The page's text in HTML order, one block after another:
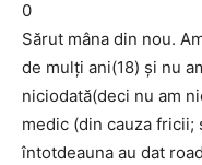
0
Sărut mâna din nou.
de mulți ani(18) și nu
niciodată(deci nu am
medic (din cauza
întotdeauna au dat